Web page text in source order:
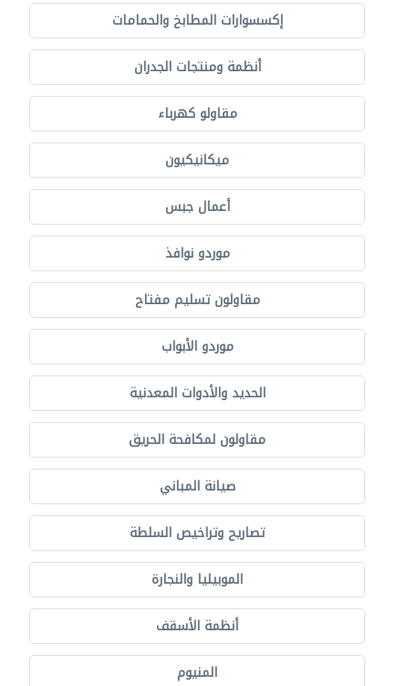
إكسسوارات المطابخ والحمامات
أنظمة ومنتجات الجدران
مقاولو كهرباء
ميكانيكيون
أعمال جبس
موردو نوافذ
مقاولون تسليم مفتاح
موردو الأبواب
الحديد والأدوات المعدنية
مقاولون لمكافحة الحريق
صيانة المباني
تصاريح وتراخيص السلطة
الموبيليا والنجارة
أنظمة الأسقف
المنيوم